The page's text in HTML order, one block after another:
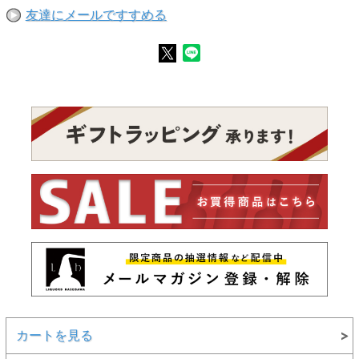
友達にメールですすめる
カートを見る